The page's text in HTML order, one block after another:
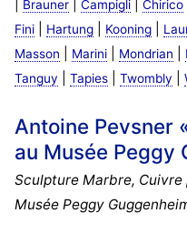
Brauner| Campigli| Chirico|
Fini| Hartung| Kooning|
Masson Marini| Mondrian
Tanguy Tapies| Twombly
Antoine Pevsner
au Musée Peggy
Sculpture Marbre,
Musée Peggy